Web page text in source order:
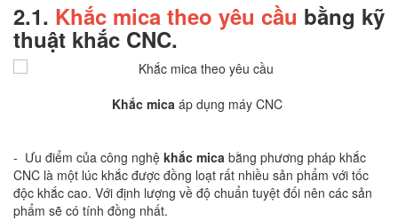
2.1. Khắc mica theo yêu cầu bằng kỹ
thuật khắc CNC.
Khắc mica áp dụng máy CNC
- Ưu điểm của công nghệ khắc mica bằng phương pháp khắc
CNC là một lúc khắc được đồng loạt rất nhiều sản phẩm với tốc
độc khắc cao. Với định lượng về độ chuẩn tuyệt đối nên các sản
phẩm sẽ có tính đồng nhất.